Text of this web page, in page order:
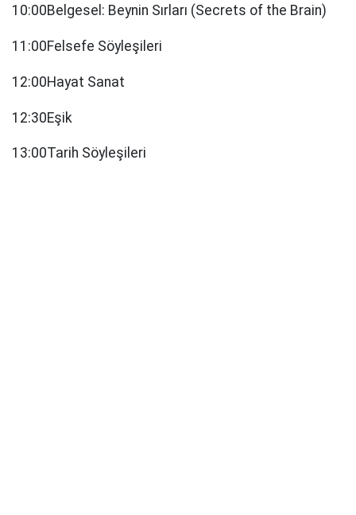
10:00Belgesel: Beynin Sırları (Secrets of the Brain)
11:00Felsefe Söyleşileri
12:00Hayat Sanat
12:30Eşik
13:00Tarih Söyleşileri